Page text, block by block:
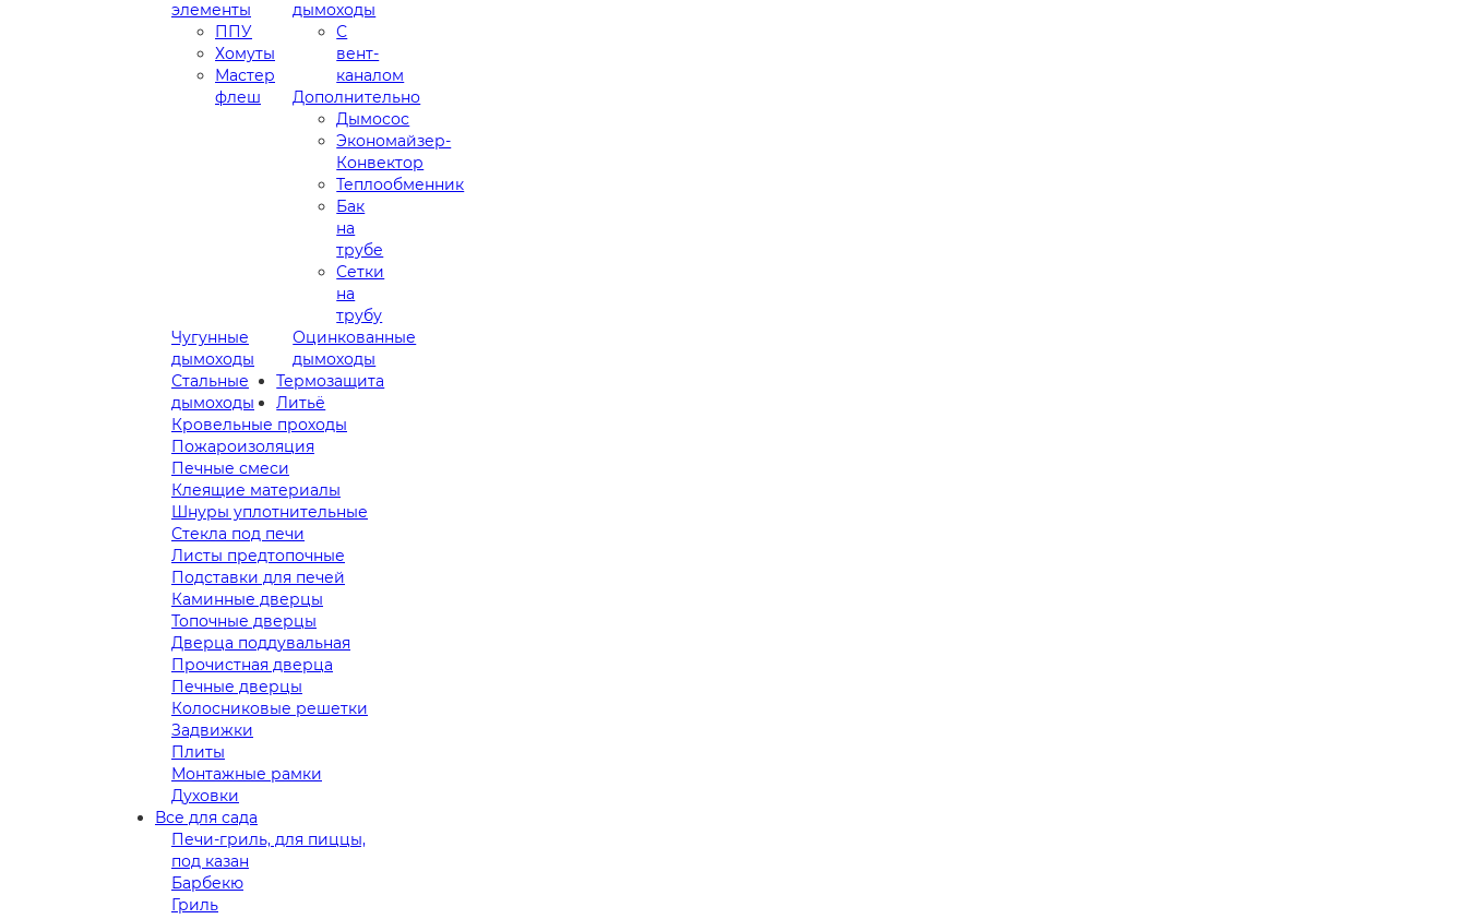
элементы
ППУ
Хомуты
Мастер
флеш
дымоходы
С
вент-
каналом
Дополнительно
Дымосос
Экономайзер-
Конвектор
Теплообменник
Бак
на
трубе
Сетки
на
трубу
Чугунные
дымоходы
Оцинкованные
дымоходы
Стальные
дымоходы
Термозащита
Кровельные проходы
Пожароизоляция
Печные смеси
Клеящие материалы
Шнуры уплотнительные
Стекла под печи
Листы предтопочные
Подставки для печей
Литьё
Каминные дверцы
Топочные дверцы
Дверца поддувальная
Прочистная дверца
Печные дверцы
Колосниковые решетки
Задвижки
Плиты
Монтажные рамки
Духовки
Все для сада
Печи-гриль, для пиццы,
под казан
Барбекю
Гриль